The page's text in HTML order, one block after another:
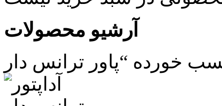
آرشیو محصولات